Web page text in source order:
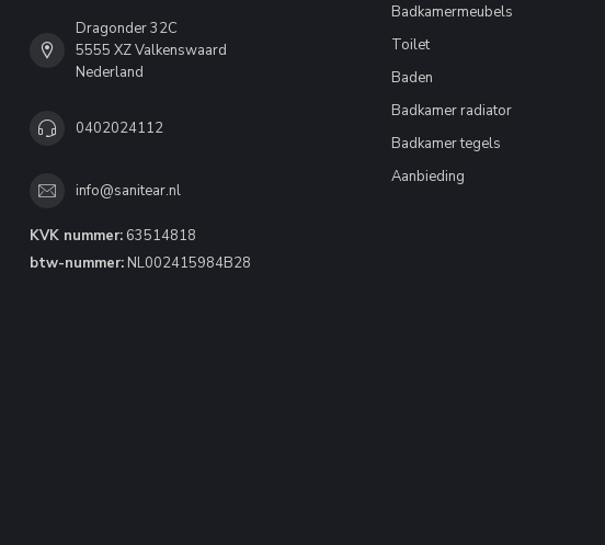
Dragonder 32C
5555 XZ Valkenswaard
Nederland
0402024112
info@sanitear.nl
KVK nummer: 63514818
btw-nummer: NL002415984B28
Badkamermeubels
Toilet
Baden
Badkamer radiator
Badkamer tegels
Aanbieding